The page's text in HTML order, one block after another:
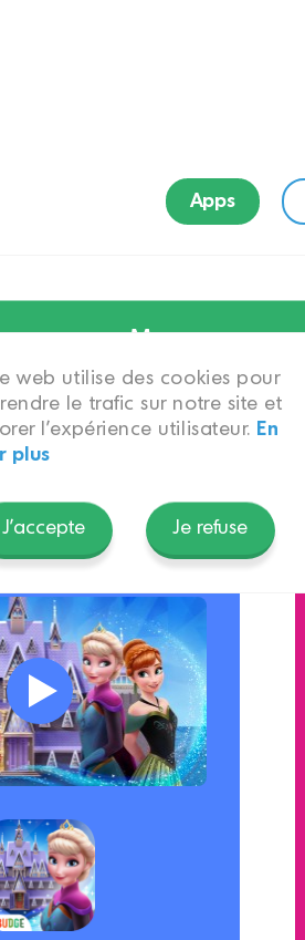
Apps
web utilise des cookies pour
le trafic sur notre site et
l'expérience utilisateur. En
plus
J'accepte Je refuse